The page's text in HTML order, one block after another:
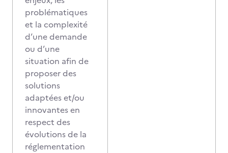
problématiques
et la complexité
d’une demande
ou d’une
situation afin de
proposer des
solutions
adaptées et/ou
innovantes en
respect des
évolutions de la
réglementation